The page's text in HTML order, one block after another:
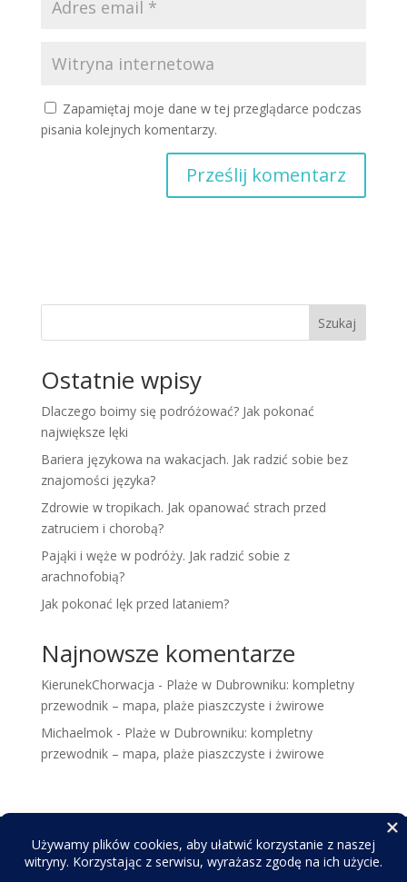
Zapamiętaj moje dane w tej przeglądarce podczas
pisania kolejnych komentarzy.
Szukaj
Ostatnie wpisy
Dlaczego boimy się podróżować? Jak pokonać
największe lęki
Bariera językowa na wakacjach. Jak radzić sobie bez
znajomości języka?
Zdrowie w tropikach. Jak opanować strach przed
zatruciem i chorobą?
Pająki i węże w podróży. Jak radzić sobie z
arachnofobią?
Jak pokonać lęk przed lataniem?
Najnowsze komentarze
KierunekChorwacja - Plaże w Dubrowniku: kompletny
przewodnik – mapa, plaże piaszczyste i żwirowe
Michaelmok- Plaże w Dubrowniku: kompletny
przewodnik – mapa, plaże piaszczyste i żwirowe
© 2025 KierunekChorwacja. Wszelkie prawa
zastrzeżone.